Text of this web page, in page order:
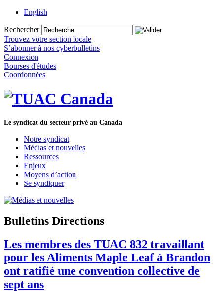
English
Rechercher
Trouvez votre section locale
S’abonner à nos cyberbulletins
Connexion
Bourses d'études
Coordonnées
Le syndicat du secteur privé au Canada
Notre syndicat
Médias et nouvelles
Ressources
Enjeux
Moyens d’action
Se syndiquer
Bulletins Directions
Les membres des TUAC 832 travaillant
pour les Aliments Maple Leaf à Brandon
ont ratifié une convention collective de
sept ans